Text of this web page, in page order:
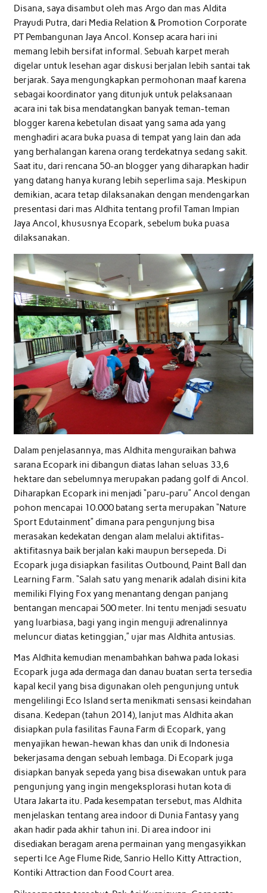
Disana, saya disambut oleh mas Argo dan mas Aldita
Prayudi Putra, dari Media Relation & Promotion Corporate
PT Pembangunan Jaya Ancol. Konsep acara hari ini
memang lebih bersifat informal. Sebuah karpet merah
digelar untuk lesehan agar diskusi berjalan lebih santai tak
berjarak. Saya mengungkapkan permohonan maaf karena
sebagai koordinator yang ditunjuk untuk pelaksanaan
acara ini tak bisa mendatangkan banyak teman-teman
blogger karena kebetulan disaat yang sama ada yang
menghadiri acara buka puasa di tempat yang lain dan ada
yang berhalangan karena orang terdekatnya sedang sakit.
Saat itu, dari rencana 50-an blogger yang diharapkan hadir
yang datang hanya kurang lebih seperlima saja. Meskipun
demikian, acara tetap dilaksanakan dengan mendengarkan
presentasi dari mas Aldhita tentang profil Taman Impian
Jaya Ancol, khususnya Ecopark, sebelum buka puasa
dilaksanakan.
Dalam penjelasannya, mas Aldhita menguraikan bahwa
sarana Ecopark ini dibangun diatas lahan seluas 33,6
hektare dan sebelumnya merupakan padang golf di Ancol.
Diharapkan Ecopark ini menjadi “paru-paru” Ancol dengan
pohon mencapai 10.000 batang serta merupakan “Nature
Sport Edutainment” dimana para pengunjung bisa
merasakan kedekatan dengan alam melalui aktifitas-
aktifitasnya baik berjalan kaki maupun bersepeda. Di
Ecopark juga disiapkan fasilitas Outbound, Paint Ball dan
Learning Farm. “Salah satu yang menarik adalah disini kita
memiliki Flying Fox yang menantang dengan panjang
bentangan mencapai 500 meter. Ini tentu menjadi sesuatu
yang luarbiasa, bagi yang ingin menguji adrenalinnya
meluncur diatas ketinggian,” ujar mas Aldhita antusias.
Mas Aldhita kemudian menambahkan bahwa pada lokasi
Ecopark juga ada dermaga dan danau buatan serta tersedia
kapal kecil yang bisa digunakan oleh pengunjung untuk
mengelilingi Eco Island serta menikmati sensasi keindahan
disana. Kedepan (tahun 2014), lanjut mas Aldhita akan
disiapkan pula fasilitas Fauna Farm di Ecopark, yang
menyajikan hewan-hewan khas dan unik di Indonesia
bekerjasama dengan sebuah lembaga. Di Ecopark juga
disiapkan banyak sepeda yang bisa disewakan untuk para
pengunjung yang ingin mengeksplorasi hutan kota di
Utara Jakarta itu. Pada kesempatan tersebut, mas Aldhita
menjelaskan tentang area indoor di Dunia Fantasy yang
akan hadir pada akhir tahun ini. Di area indoor ini
disediakan beragam arena permainan yang mengasyikkan
seperti Ice Age Flume Ride, Sanrio Hello Kitty Attraction,
Kontiki Attraction dan Food Court area.